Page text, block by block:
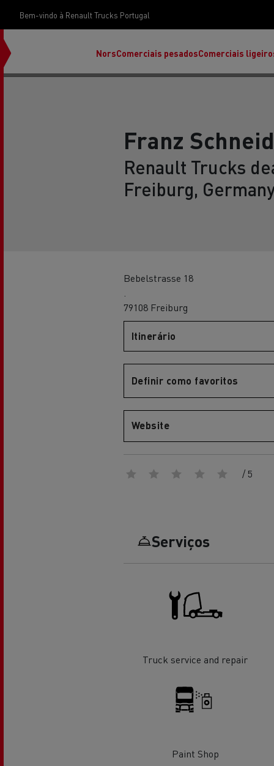
Bem-vindo à Renault Trucks Portugal
NorsComerciais pesadosComerciais
Renault Trucks Master Red EDITION
Renault Trucks Trafic Red EDITION
Garantias do fabricante Renault
eléctrica
Vantagens da mobilidade
elétrica para camiões
A nossa visão
RENAULT TRUCKS REDUZEM
O sonho de um engenheiro
Franz
Renault Trucks
Freiburg,
Bebelstrasse 18
79108 Freiburg
Itinerário
Definir como favoritos
Website
/ 5
Serviços
Truck service and repair
Paint Shop